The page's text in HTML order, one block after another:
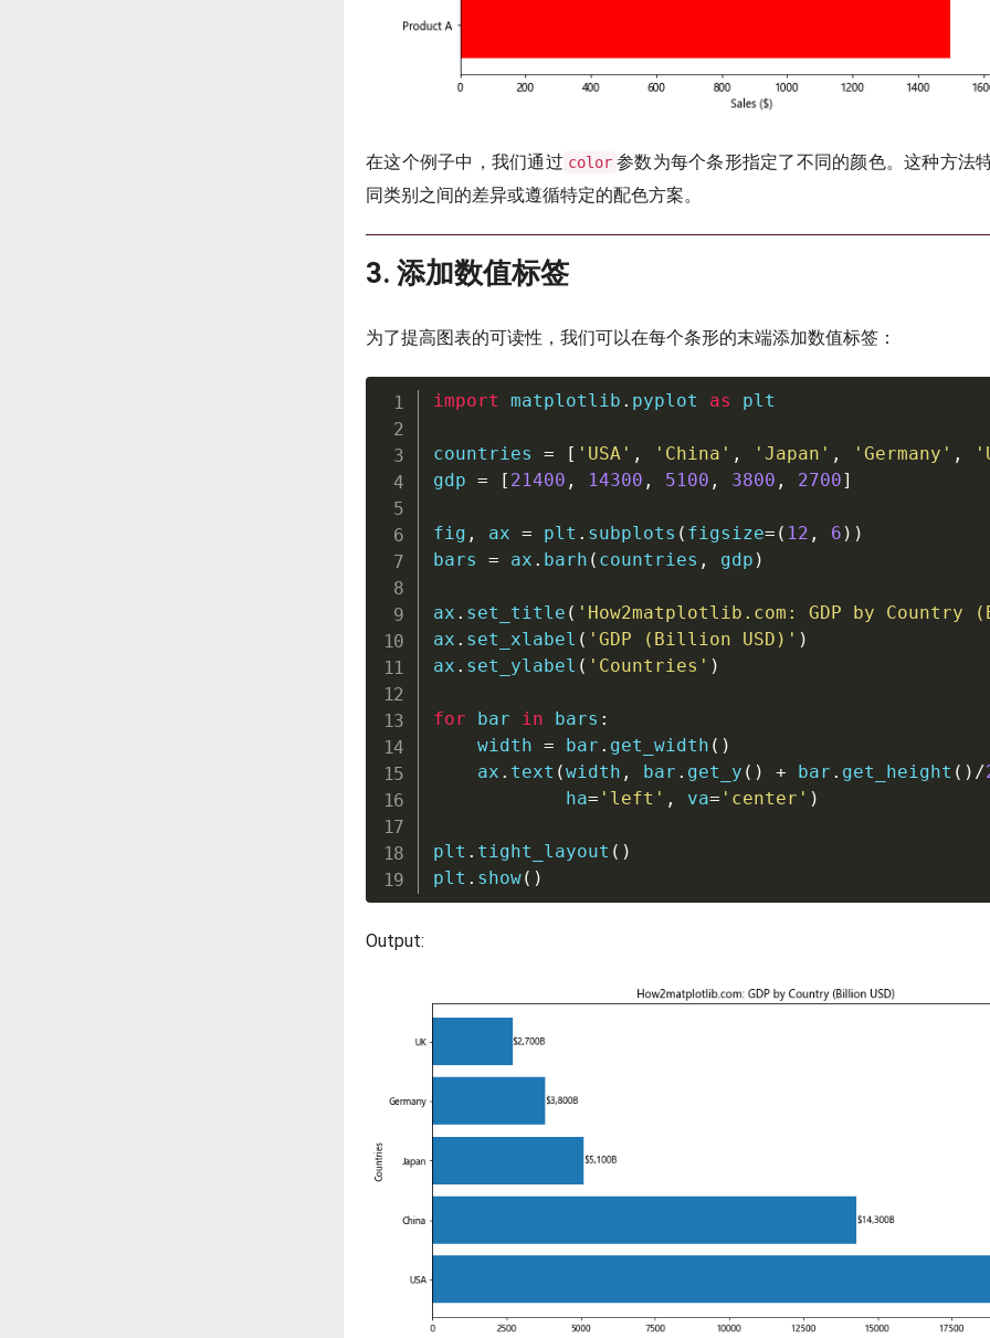
在这个例子中，我们通过 color 参数为每个条形指定了不同的颜色。这种方法
同类别之间的差异或遵循特定的配色方案。
3. 添加数值标签
为了提高图表的可读性，我们可以在每个条形的末端添加数值标签：
import matplotlib . pyplot as plt
countries = [ 'USA' , 'China' , 'Japan' , 'Germany' ,
gdp = [ 21400 , 14300 , 5100 , 3800 , 2700]
fig , ax = plt . subplots ( figsize= ( 12 , 6 ) )
bars = ax . barh ( countries , gdp )
ax . set_title ( 'How2matplotlib.com: GDP by Country
ax . set_xlabel ( 'GDP (Billion USD)' )
ax . set_ylabel ( 'Countries' )
for bar in bars :
    width
= bar . get_width ( )
    ax
. text (width , bar . get_y ( ) + bar . get_height ( ) /
            ha
= 'left' , va= 'center' )
plt . tight_layout ( )
plt . show( )
Output: